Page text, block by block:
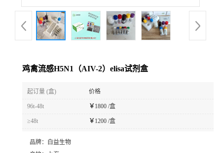
鸡禽流感H5N1（AIV-2）elisa试剂盒
起订量 (盒) 价格
96t-48t ￥ 1800 /盒
≥48t ￥ 1200 /盒
品牌：
白益生物